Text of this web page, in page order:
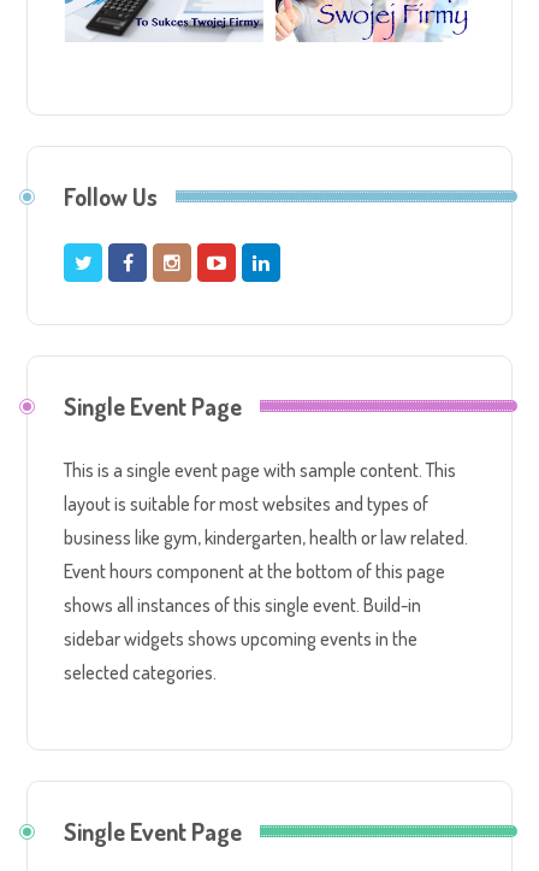
Follow Us
Single Event Page
This is a single event page with sample content. This
layout is suitable for most websites and types of
business like gym, kindergarten, health or law related.
Event hours component at the bottom of this page
shows all instances of this single event. Build-in
sidebar widgets shows upcoming events in the
selected categories.
Single Event Page